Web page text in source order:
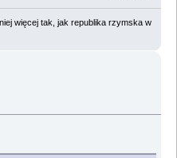
więcej tak, jak republika rzymska w